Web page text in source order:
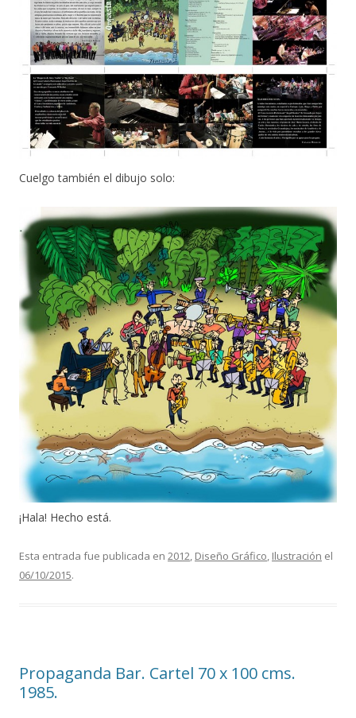
Cuelgo también el dibujo solo:
¡Hala! Hecho está.
Esta entrada fue publicada en 2012, Diseño Gráfico, Ilustración el
06/10/2015.
Propaganda Bar. Cartel 70 x 100 cms.
1985.